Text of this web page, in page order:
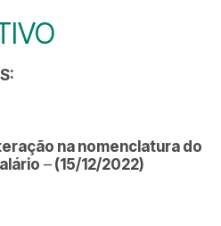
na nomenclatura do
– (15/12/2022)